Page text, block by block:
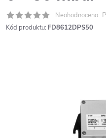
Neohodnoceno
Kód produktu: FD8612DPS50